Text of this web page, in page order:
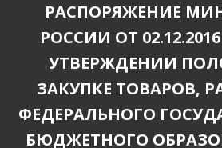
РАСПОРЯЖЕНИЕ
РОССИИ ОТ
УТВЕРЖДЕНИИ
ЗАКУПКЕ ТОВАРОВ,
ФЕДЕРАЛЬНОГО
БЮДЖЕТНОГО